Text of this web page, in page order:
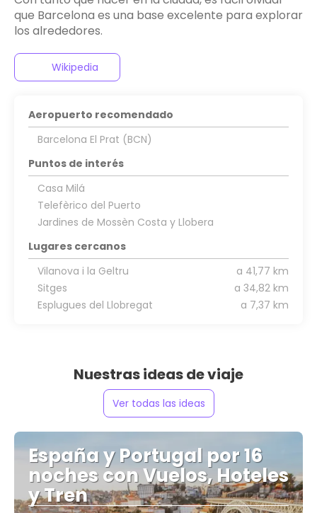
que Barcelona es una base excelente para explorar
los alrededores.
Wikipedia
Aeropuerto recomendado
Barcelona El Prat (BCN)
Puntos de interés
Casa Milá
Telefèrico del Puerto
Jardines de Mossèn Costa y Llobera
Lugares cercanos
Vilanova i la Geltru
a 41,77 km
Sitges
a 34,82 km
Esplugues del Llobregat
a 7,37 km
Nuestras ideas de viaje
Ver todas las ideas
España y Portugal por 16
noches con Vuelos, Hoteles
y Tren